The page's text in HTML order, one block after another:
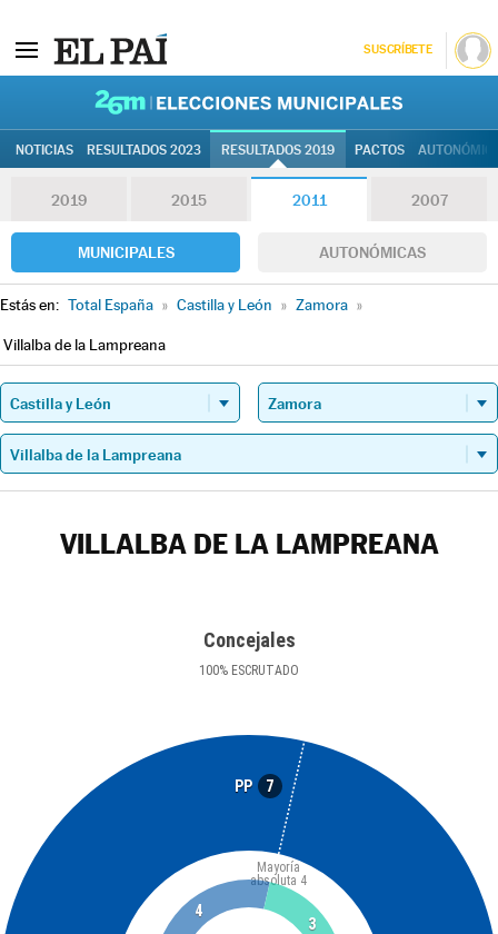
SUSCRÍBETE
NOTICIAS RESULTADOS 2023 RESULTADOS 2019 PACTOS
2019 2015 2011 2007
MUNICIPALES AUTONÓMICAS
Estás en: Total España » Castilla y León » Zamora »
Villalba de la Lampreana
VILLALBA DE LA LAMPREANA
Concejales
100% ESCRUTADO
PP 7
Mayoría
absoluta 4
4
3